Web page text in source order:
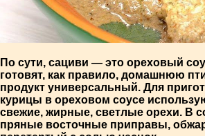
По сути, сациви — это ореховый
готовят, как правило, домашнюю
продукт универсальный. Для
курицы в ореховом соусе
свежие, жирные, светлые орехи. В
пряные восточные приправы,